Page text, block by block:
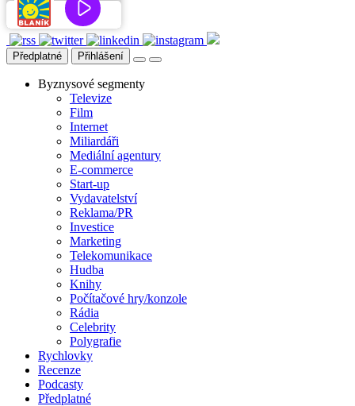
Předplatné Přihlášení
Byznysové segmenty
Televize
Film
Internet
Miliardáři
Mediální agentury
E-commerce
Start-up
Vydavatelství
Reklama/PR
Investice
Marketing
Telekomunikace
Hudba
Knihy
Počítačové hry/konzole
Rádia
Celebrity
Polygrafie
Rychlovky
Recenze
Podcasty
Předplatné